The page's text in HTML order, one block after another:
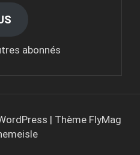
abonnés
| Thème FlyMag